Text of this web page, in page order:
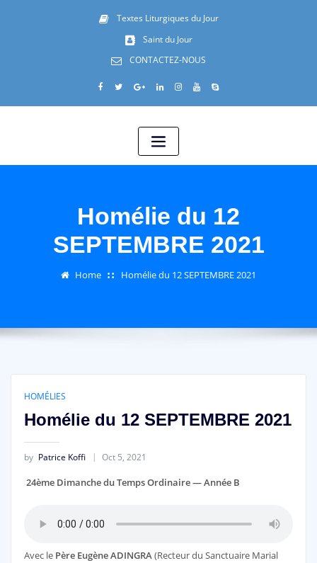
Textes Liturgiques du Jour
Saint du Jour
CONTACTEZ-NOUS
Homélie du 12
SEPTEMBRE 2021
Home Homélie du 12 SEPTEMBRE 2021
HOMÉLIES
Homélie du 12 SEPTEMBRE 2021
by Patrice Koffi Oct 5, 2021
24ème Dimanche du Temps Ordinaire — Année B
Avec le Père Eugène ADINGRA(Recteur du Sanctuaire Marial